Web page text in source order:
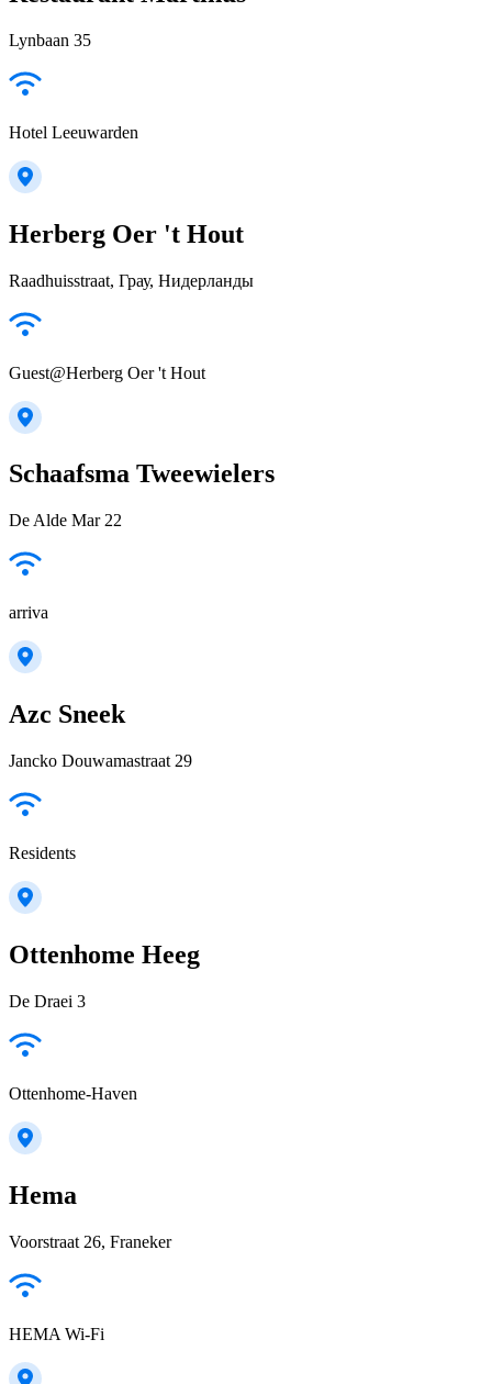
Lynbaan 35
Hotel Leeuwarden
Herberg Oer 't Hout
Raadhuisstraat, Грау, Нидерланды
Guest@Herberg Oer 't Hout
Schaafsma Tweewielers
De Alde Mar 22
arriva
Azc Sneek
Jancko Douwamastraat 29
Residents
Ottenhome Heeg
De Draei 3
Ottenhome-Haven
Hema
Voorstraat 26, Franeker
HEMA Wi-Fi